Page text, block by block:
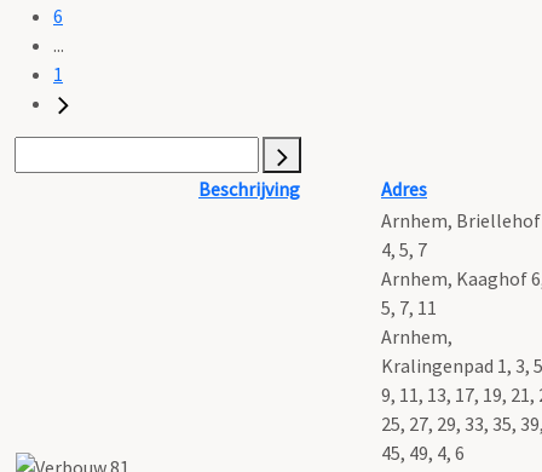
6
...
1
Beschrijving Adres
Arnhem, Briellehof
4, 5, 7
Arnhem, Kaaghof
5, 7, 11
Arnhem,
Kralingenpad 1, 3,
9, 11, 13, 17, 19, 21,
25, 27, 29, 33, 35,
45, 49, 4, 6